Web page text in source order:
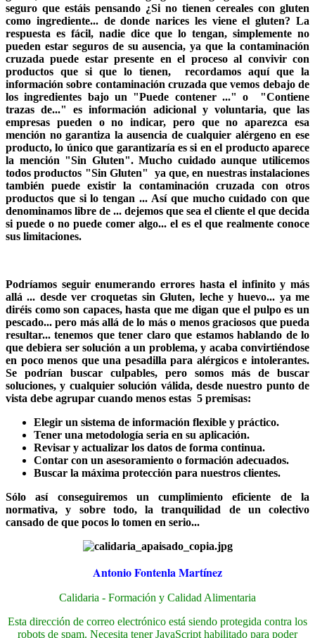
seguro que estáis pensando ¿Si no tienen cereales con gluten
como ingrediente... de donde narices les viene el gluten? La
respuesta es fácil, nadie dice que lo tengan, simplemente no
pueden estar seguros de su ausencia, ya que la contaminación
cruzada puede estar presente en el proceso al convivir con
productos que si que lo tienen, recordamos aquí que la
información sobre contaminación cruzada que vemos debajo de
los ingredientes bajo un "Puede contener ..." o "Contiene
trazas de..." es información adicional y voluntaria, que las
empresas pueden o no indicar, pero que no aparezca esa
mención no garantiza la ausencia de cualquier alérgeno en ese
producto, lo único que garantizaría es si en el producto aparece
la mención "Sin Gluten". Mucho cuidado aunque utilicemos
todos productos "Sin Gluten" ya que, en nuestras instalaciones
también puede existir la contaminación cruzada con otros
productos que si lo tengan ... Así que mucho cuidado con que
denominamos libre de ... dejemos que sea el cliente el que decida
si puede o no puede comer algo... el es el que realmente conoce
sus limitaciones.
Podríamos seguir enumerando errores hasta el infinito y más
allá ... desde ver croquetas sin Gluten, leche y huevo... ya me
diréis como son capaces, hasta que me digan que el pulpo es un
pescado... pero más allá de lo más o menos graciosos que pueda
resultar... tenemos que tener claro que estamos hablando de lo
que debiera ser solución a un problema, y acaba convirtiéndose
en poco menos que una pesadilla para alérgicos e intolerantes.
Se podrían buscar culpables, pero somos más de buscar
soluciones, y cualquier solución válida, desde nuestro punto de
vista debe agrupar cuando menos estas 5 premisas:
Elegir un sistema de información flexible y práctico.
Tener una metodología seria en su aplicación.
Revisar y actualizar los datos de forma continua.
Contar con un asesoramiento o formación adecuados.
Buscar la máxima protección para nuestros clientes.
Sólo así conseguiremos un cumplimiento eficiente de la
normativa, y sobre todo, la tranquilidad de un colectivo
cansado de que pocos lo tomen en serio...
Antonio Fontenla Martínez
Calidaria - Formación y Calidad Alimentaria
Esta dirección de correo electrónico está siendo protegida contra los
robots de spam. Necesita tener JavaScript habilitado para poder